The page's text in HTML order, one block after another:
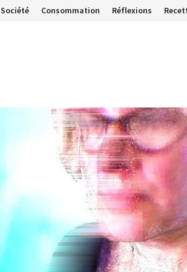
Société Consommation Réflexions